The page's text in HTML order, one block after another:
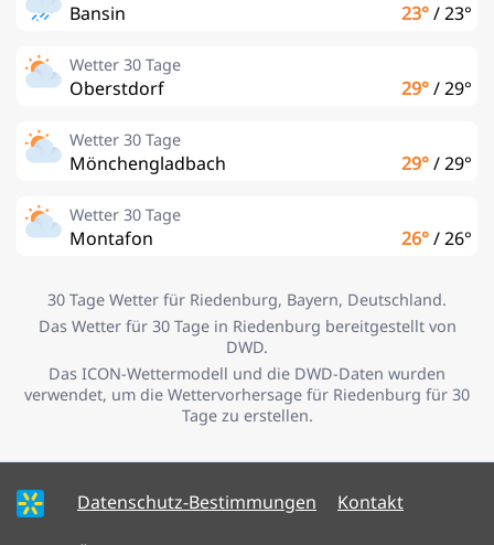
Bansin 23°/23°
Wetter 30 Tage
Oberstdorf 29°/29°
Wetter 30 Tage
Mönchengladbach 29°/29°
Wetter 30 Tage
Montafon 26°/26°
30 Tage Wetter für Riedenburg, Bayern, Deutschland.
Das Wetter für 30 Tage in Riedenburg bereitgestellt von
DWD.
Das ICON-Wettermodell und die DWD-Daten wurden
verwendet, um die Wettervorhersage für Riedenburg für 30
Tage zu erstellen.
Datenschutz-Bestimmungen Kontakt